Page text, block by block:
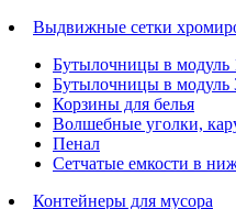
Выдвижные сетки
Бутылочницы в модуль
Бутылочницы в модуль
Корзины для белья
Волшебные уголки,
Пенал
Cетчатые емкости в
Контейнеры для мусора